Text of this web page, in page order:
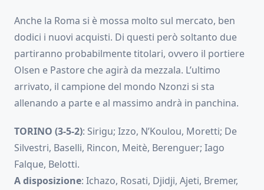
Anche la Roma si è mossa molto sul mercato, ben
dodici i nuovi acquisti. Di questi però soltanto due
partiranno probabilmente titolari, ovvero il portiere
Olsen e Pastore che agirà da mezzala. L’ultimo
arrivato, il campione del mondo Nzonzi si sta
allenando a parte e al massimo andrà in panchina.
TORINO (3-5-2): Sirigu; Izzo, N’Koulou, Moretti; De
Silvestri, Baselli, Rincon, Meitè, Berenguer; Iago
Falque, Belotti.
A disposizione: Ichazo, Rosati, Djidji, Ajeti, Bremer,